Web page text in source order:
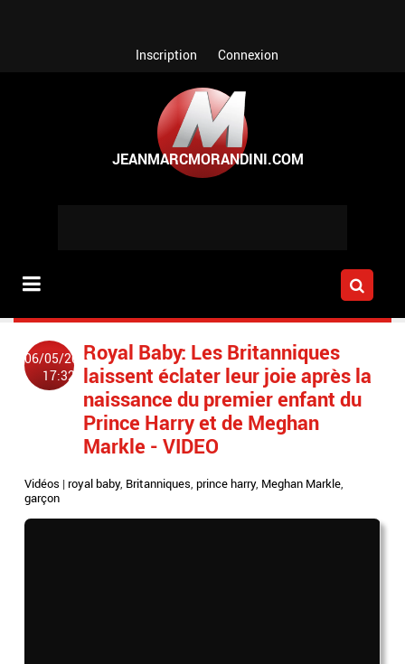
Inscription Connexion
06/05/2019
17:32
Royal Baby: Les Britanniques
laissent éclater leur joie après la
naissance du premier enfant du
Prince Harry et de Meghan
Markle - VIDEO
Vidéos |royal baby, Britanniques,prince harry, Meghan Markle,
garçon